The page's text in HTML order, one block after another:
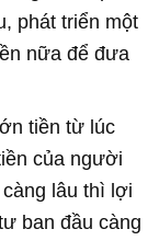
phát triển một
nữa để đưa
tiền từ lúc
của người
lâu thì lợi
ban đầu càng